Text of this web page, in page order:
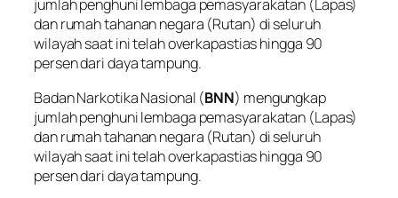
jumlah penghuni lembaga pemasyarakatan (Lapas)
dan rumah tahanan negara (Rutan) di seluruh
wilayah saat ini telah overkapastias hingga 90
persen dari daya tampung.
Badan Narkotika Nasional (BNN) mengungkap
jumlah penghuni lembaga pemasyarakatan (Lapas)
dan rumah tahanan negara (Rutan) di seluruh
wilayah saat ini telah overkapastias hingga 90
persen dari daya tampung.